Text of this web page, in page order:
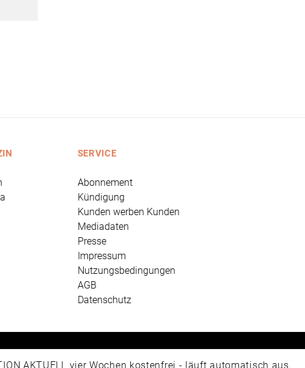
SERVICE
Abonnement
Kündigung
Kunden werben Kunden
Mediadaten
Presse
Impressum
Nutzungsbedingungen
AGB
Datenschutz
AKTUELL vier Wochen kostenfrei - läuft automatisch aus.